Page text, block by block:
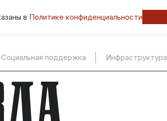
в Политике конфиденциальности
Социальная поддержка Инфраструктура